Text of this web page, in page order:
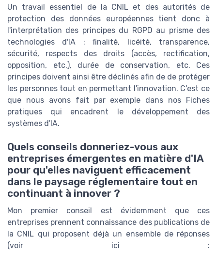
Un travail essentiel de la CNIL et des autorités de
protection des données européennes tient donc à
l'interprétation des principes du RGPD au prisme des
technologies d'IA : finalité, licéité, transparence,
sécurité, respects des droits (accès, rectification,
opposition, etc.), durée de conservation, etc. Ces
principes doivent ainsi être déclinés afin de de protéger
les personnes tout en permettant l'innovation. C'est ce
que nous avons fait par exemple dans nos Fiches
pratiques qui encadrent le développement des
systèmes d'IA.
Quels conseils donneriez-vous aux
entreprises émergentes en matière d'IA
pour qu'elles naviguent efficacement
dans le paysage réglementaire tout en
continuant à innover ?
Mon premier conseil est évidemment que ces
entreprises prennent connaissance des publications de
la CNIL qui proposent déjà un ensemble de réponses
(voir ici :